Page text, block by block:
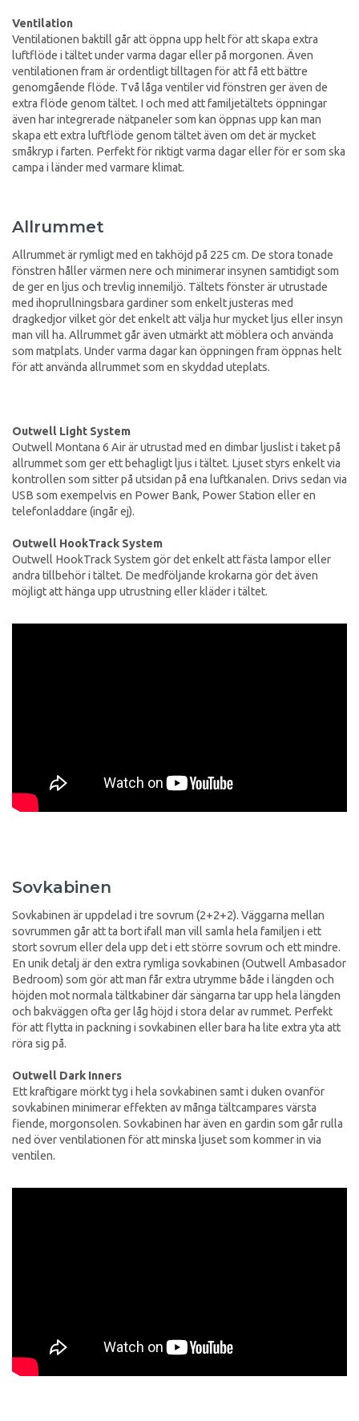
Ventilation
Ventilationen baktill går att öppna upp helt för att skapa extra
luftflöde i tältet under varma dagar eller på morgonen. Även
ventilationen fram är ordentligt tilltagen för att få ett bättre
genomgående flöde. Två låga ventiler vid fönstren ger även de
extra flöde genom tältet. I och med att familjetältets öppningar
även har integrerade nätpaneler som kan öppnas upp kan man
skapa ett extra luftflöde genom tältet även om det är mycket
småkryp i farten. Perfekt för riktigt varma dagar eller för er som ska
campa i länder med varmare klimat.
Allrummet
Allrummet är rymligt med en takhöjd på 225 cm. De stora tonade
fönstren håller värmen nere och minimerar insynen samtidigt som
de ger en ljus och trevlig innemiljö. Tältets fönster är utrustade
med ihoprullningsbara gardiner som enkelt justeras med
dragkedjor vilket gör det enkelt att välja hur mycket ljus eller insyn
man vill ha. Allrummet går även utmärkt att möblera och använda
som matplats. Under varma dagar kan öppningen fram öppnas helt
för att använda allrummet som en skyddad uteplats.
Outwell Light System
Outwell Montana 6 Air är utrustad med en dimbar ljuslist i taket på
allrummet som ger ett behagligt ljus i tältet. Ljuset styrs enkelt via
kontrollen som sitter på utsidan på ena luftkanalen. Drivs sedan via
USB som exempelvis en Power Bank, Power Station eller en
telefonladdare (ingår ej).
Outwell HookTrack System
Outwell HookTrack System gör det enkelt att fästa lampor eller
andra tillbehör i tältet. De medföljande krokarna gör det även
möjligt att hänga upp utrustning eller kläder i tältet.
Sovkabinen
Sovkabinen är uppdelad i tre sovrum (2+2+2). Väggarna mellan
sovrummen går att ta bort ifall man vill samla hela familjen i ett
stort sovrum eller dela upp det i ett större sovrum och ett mindre.
En unik detalj är den extra rymliga sovkabinen (Outwell Ambasador
Bedroom) som gör att man får extra utrymme både i längden och
höjden mot normala tältkabiner där sängarna tar upp hela längden
och bakväggen ofta ger låg höjd i stora delar av rummet. Perfekt
för att flytta in packning i sovkabinen eller bara ha lite extra yta att
röra sig på.
Outwell Dark Inners
Ett kraftigare mörkt tyg i hela sovkabinen samt i duken ovanför
sovkabinen minimerar effekten av många tältcampares värsta
fiende, morgonsolen. Sovkabinen har även en gardin som går rulla
ned över ventilationen för att minska ljuset som kommer in via
ventilen.